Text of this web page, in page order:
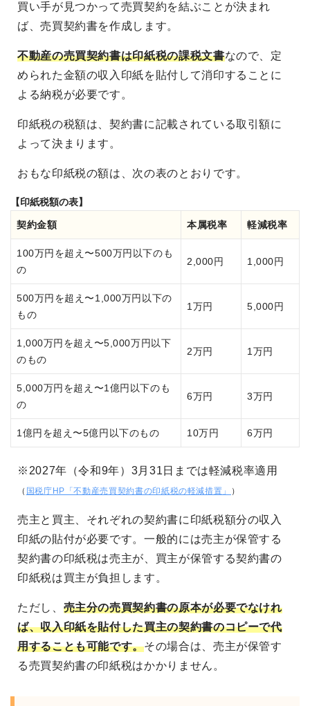
買い手が見つかって売買契約を結ぶことが決まれ
ば、売買契約書を作成します。
不動産の売買契約書は印紙税の課税文書なので、定
められた金額の収入印紙を貼付して消印することに
よる納税が必要です。
印紙税の税額は、契約書に記載されている取引額に
よって決まります。
おもな印紙税の額は、次の表のとおりです。
【印紙税額の表】
契約金額 本属税率 軽減税率
100万円を超え〜500万円以下のも
の
2,000円 1,000円
500万円を超え〜1,000万円以下の
もの
1万円 5,000円
1,000万円を超え〜5,000万円以下
のもの
2万円 1万円
5,000万円を超え〜1億円以下のも
の
6万円 3万円
1億円を超え〜5億円以下のもの 10万円 6万円
※2027年（令和9年）3月31日までは軽減税率適用
（ 国税庁HP「不動産売買契約書の印紙税の軽減措置」 ）
売主と買主、それぞれの契約書に印紙税額分の収入
印紙の貼付が必要です。一般的には売主が保管する
契約書の印紙税は売主が、買主が保管する契約書の
印紙税は買主が負担します。
ただし、 売主分の売買契約書の原本が必要でなけれ
ば、収入印紙を貼付した買主の契約書のコピーで代
用することも可能です。その場合は、売主が保管す
る売買契約書の印紙税はかかりません。